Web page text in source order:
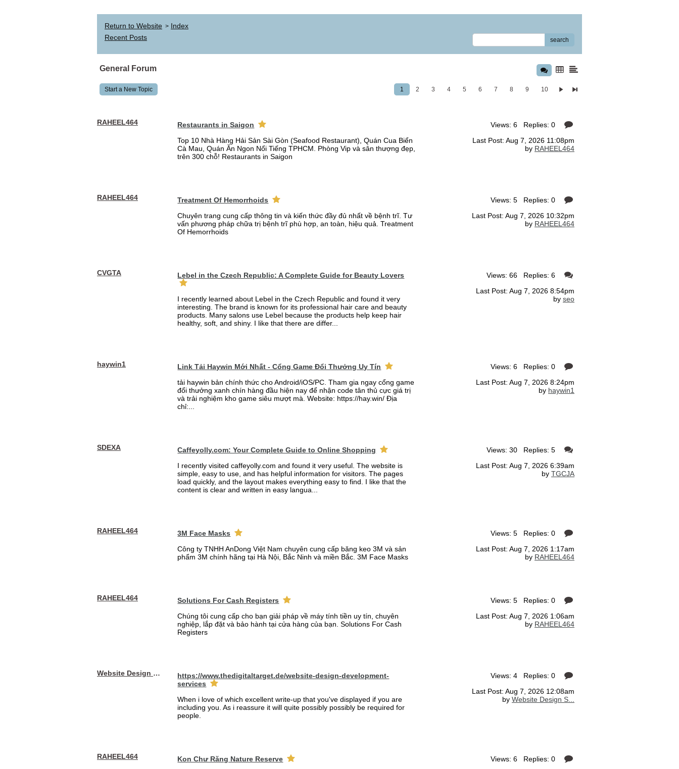
Return to Website > Index
Recent Posts
search
General Forum
Start a New Topic 1 2 3 4 5 6 7 8 9 10
RAHEEL464
Restaurants in Saigon
Top 10 Nhà Hàng Hải Sản Sài Gòn (Seafood Restaurant), Quán Cua Biển
Cà Mau, Quán Ăn Ngon Nổi Tiếng TPHCM. Phòng Vip và sân thượng đẹp,
trên 300 chỗ! Restaurants in Saigon
Views: 6 Replies: 0
Last Post: Aug 7, 2026 11:08pm
by RAHEEL464
RAHEEL464
Treatment Of Hemorrhoids
Chuyên trang cung cấp thông tin và kiến thức đầy đủ nhất về bệnh trĩ. Tư
vấn phương pháp chữa trị bệnh trĩ phù hợp, an toàn, hiệu quả. Treatment
Of Hemorrhoids
Views: 5 Replies: 0
Last Post: Aug 7, 2026 10:32pm
by RAHEEL464
CVGTA Lebel in the Czech Republic: A Complete Guide for Beauty Lovers
I recently learned about Lebel in the Czech Republic and found it very
interesting. The brand is known for its professional hair care and beauty
products. Many salons use Lebel because the products help keep hair
healthy, soft, and shiny. I like that there are differ...
Views: 66 Replies: 6
Last Post: Aug 7, 2026 8:54pm
by seo
haywin1
Link Tải Haywin Mới Nhất - Cổng Game Đổi Thưởng Uy Tín
tải haywin bản chính thức cho Android/iOS/PC. Tham gia ngay cổng game
đổi thưởng xanh chín hàng đầu hiện nay để nhận code tân thủ cực giá trị
và trải nghiệm kho game siêu mượt mà. Website: https://hay.win/ Địa
chỉ:...
Views: 6 Replies: 0
Last Post: Aug 7, 2026 8:24pm
by haywin1
SDEXA
Caffeyolly.com: Your Complete Guide to Online Shopping
I recently visited caffeyolly.com and found it very useful. The website is
simple, easy to use, and has helpful information for visitors. The pages
load quickly, and the layout makes everything easy to find. I like that the
content is clear and written in easy langua...
Views: 30 Replies: 5
Last Post: Aug 7, 2026 6:39am
by TGCJA
RAHEEL464
3M Face Masks
Công ty TNHH AnDong Việt Nam chuyên cung cấp băng keo 3M và sản
phẩm 3M chính hãng tại Hà Nội, Bắc Ninh và miền Bắc. 3M Face Masks
Views: 5 Replies: 0
Last Post: Aug 7, 2026 1:17am
by RAHEEL464
RAHEEL464
Solutions For Cash Registers
Chúng tôi cung cấp cho bạn giải pháp về máy tính tiền uy tín, chuyên
nghiệp, lắp đặt và bảo hành tại cửa hàng của bạn. Solutions For Cash
Registers
Views: 5 Replies: 0
Last Post: Aug 7, 2026 1:06am
by RAHEEL464
Website Design Services berin
https://www.thedigitaltarget.de/website-design-development-
services
When i love of which excellent write-up that you've displayed if you are
including you. As i reassure it will quite possibly possibly be required for
people.
Views: 4 Replies: 0
Last Post: Aug 7, 2026 12:08am
by Website Design S...
RAHEEL464
Kon Chư Răng Nature Reserve
Views: 6 Replies: 0